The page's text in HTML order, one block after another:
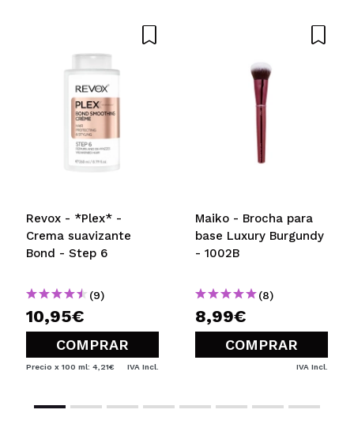
Revox - *Plex* -
Crema suavizante
Bond - Step 6
(9)
10,95€
COMPRAR
Precio x 100 ml: 4,21€ IVA Incl.
Maiko - Brocha para
base Luxury Burgundy
- 1002B
(8)
8,99€
COMPRAR
IVA Incl.